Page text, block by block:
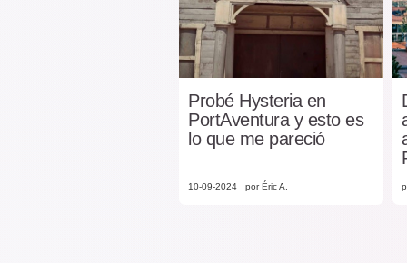
Probé Hysteria en
PortAventura y esto es
lo que me pareció
10-09-2024 por Éric A.